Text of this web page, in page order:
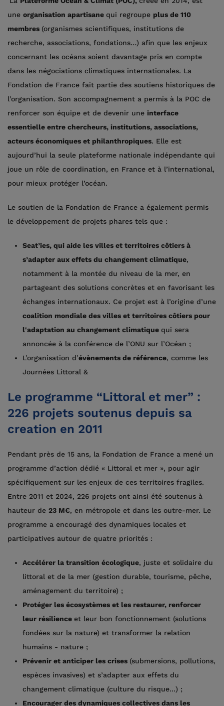
une organisation apartisane qui regroupe plus de 110
membres (organismes scientifiques, institutions de
recherche, associations, fondations…) afin que les enjeux
concernant les océans soient davantage pris en compte
dans les négociations climatiques internationales. La
Fondation de France fait partie des soutiens historiques de
l’organisation. Son accompagnement a permis à la POC de
renforcer son équipe et de devenir une interface
essentielle entre chercheurs, institutions, associations,
acteurs économiques et philanthropiques. Elle est
aujourd’hui la seule plateforme nationale indépendante qui
joue un rôle de coordination, en France et à l’international,
pour mieux protéger l’océan.
Le soutien de la Fondation de France a également permis
le développement de projets phares tels que :
Seat’ies, qui aide les villes et territoires côtiers à
s’adapter aux effets du changement climatique,
notamment à la montée du niveau de la mer, en
partageant des solutions concrètes et en favorisant les
échanges internationaux. Ce projet est à l’origine d’une
coalition mondiale des villes et territoires côtiers pour
l'adaptation au changement climatique qui sera
annoncée à la conférence de l’ONU sur l’Océan ;
L’organisation d’évènements de référence, comme les
Journées Littoral &
Le programme “Littoral et mer” :
226 projets soutenus depuis sa
creation en 2011
Pendant près de 15 ans, la Fondation de France a mené un
programme d’action dédié « Littoral et mer », pour agir
spécifiquement sur les enjeux de ces territoires fragiles.
Entre 2011 et 2024, 226 projets ont ainsi été soutenus à
hauteur de 23 M€, en métropole et dans les outre-mer. Le
programme a encouragé des dynamiques locales et
participatives autour de quatre priorités :
Accélérer la transition écologique, juste et solidaire du
littoral et de la mer (gestion durable, tourisme, pêche,
aménagement du territoire) ;
Protéger les écosystèmes et les restaurer, renforcer
leur résilience et leur bon fonctionnement (solutions
fondées sur la nature) et transformer la relation
humains - nature ;
Prévenir et anticiper les crises (submersions, pollutions,
espèces invasives) et s’adapter aux effets du
changement climatique (culture du risque...) ;
Encourager des dynamiques collectives dans les